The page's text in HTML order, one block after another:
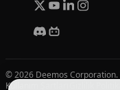
© 2026 Deemos Corporation.
Kullanım Şartları